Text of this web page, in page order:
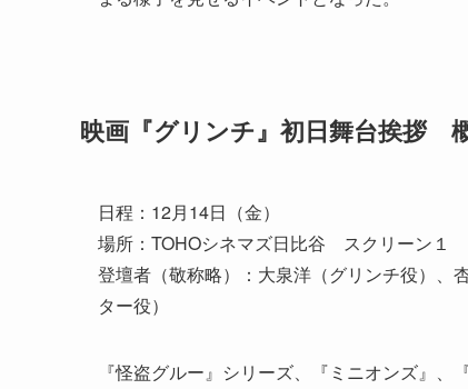
映画『グリンチ』初日舞台挨拶
日程：12月14日（金）
場所：TOHOシネマズ日比谷 スクリーン１
登壇者（敬称略）：大泉洋（グリンチ役）、
ター役）
『怪盗グルー』シリーズ、『ミニオンズ』